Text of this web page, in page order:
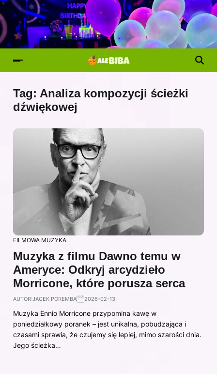
Tag: Analiza kompozycji ścieżki
dźwiękowej
FILMOWA MUZYKA
Muzyka z filmu Dawno temu w
Ameryce: Odkryj arcydzieło
Morricone, które porusza serca
AUTOR:JACEK POREMBA 2026-02-13
Muzyka Ennio Morricone przypomina kawę w
poniedziałkowy poranek – jest unikalna, pobudzająca i
czasami sprawia, że czujemy się lepiej, mimo szarości dnia.
Jego ścieżka…